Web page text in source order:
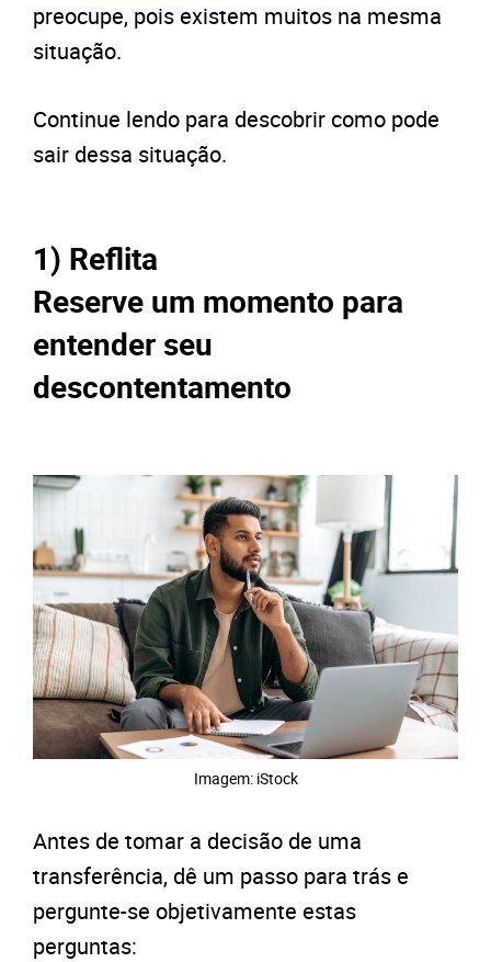
preocupe, pois existem muitos na mesma
situação.
Continue lendo para descobrir como pode
sair dessa situação.
1) Reflita
Reserve um momento para
entender seu
descontentamento
Imagem: iStock
Antes de tomar a decisão de uma
transferência, dê um passo para trás e
pergunte-se objetivamente estas
perguntas: